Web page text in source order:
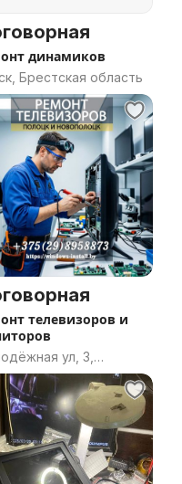
динамиков
Брестская область
телевизоров и
ул, 3,
Витебская